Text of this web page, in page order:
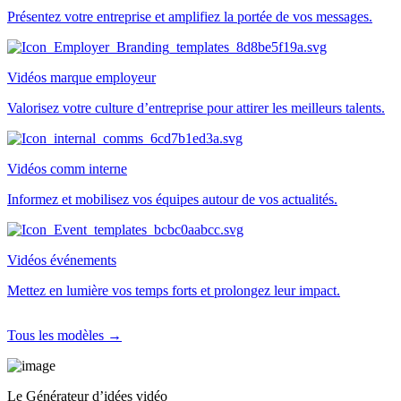
Présentez votre entreprise et amplifiez la portée de vos messages.
Vidéos marque employeur
Valorisez votre culture d’entreprise pour attirer les meilleurs talents.
Vidéos comm interne
Informez et mobilisez vos équipes autour de vos actualités.
Vidéos événements
Mettez en lumière vos temps forts et prolongez leur impact.
Tous les modèles →
Le Générateur d’idées vidéo